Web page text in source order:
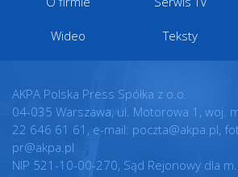
Wideo Teksty
AKPA Polska Press Spółka z o.o.
04-035 Warszawa, ul. Motorowa 1, woj.
22 646 61 61, e-mail: poczta@akpa.pl,
pr@akpa.pl
NIP 521-10-00-270, Sąd Rejonowy dla